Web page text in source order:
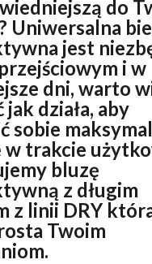
do
Uniwersalna
jest
i w
dni, warto
działa, aby
sobie
w trakcie
bluzę
z długim
z linii DRY
Twoim